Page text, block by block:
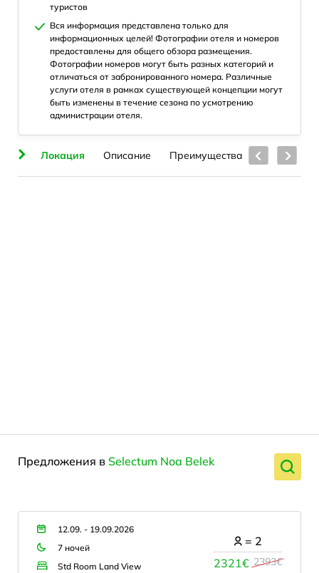
туристов
Вся информация представлена только для
информационных целей! Фотографии отеля и номеров
предоставлены для общего обзора размещения.
Фотографии номеров могут быть разных категорий и
отличаться от забронированного номера. Различные
услуги отеля в рамках существующей концепции могут
быть изменены в течение сезона по усмотрению
администрации отеля.
Локация Описание Преимущества Номера
Предложения в Selectum Noa Belek
12.09. - 19.09.2026
7 ночей
Std Room Land View
2321€ 2393€
= 2